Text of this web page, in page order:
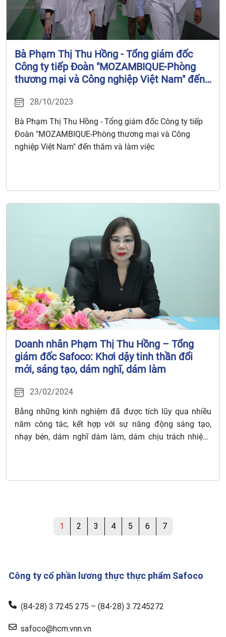
Bà Phạm Thị Thu Hồng - Tổng giám đốc
Công ty tiếp Đoàn "MOZAMBIQUE-Phòng
thương mại và Công nghiệp Việt Nam" đến
28/10/2023
Bà Phạm Thị Thu Hồng - Tổng giám đốc Công ty tiếp
Đoàn "MOZAMBIQUE-Phòng thương mại và Công
nghiệp Việt Nam" đến thăm và làm việc
Doanh nhân Phạm Thị Thu Hồng – Tổng
giám đốc Safoco: Khơi dậy tinh thần đổi
mới, sáng tạo, dám nghĩ, dám làm
23/02/2024
Bằng những kinh nghiệm đã được tích lũy qua nhiều
năm công tác, kết hợp với sự năng động sáng tạo,
nhạy bén, dám nghĩ dám làm, dám chịu trách nhiệm,
Hồng – doanh nhân nữ duy nhất thuộc Ủy ban đã 2 lần
được Thủ tướng Chính phủ tặng danh hiệu cao quý
1 2 3 4 5 6 7
Công ty cổ phần lương thực thực phẩm Safoco
(84-28) 3.7245 275 – (84-28) 3.7245272
safoco@hcm.vnn.vn